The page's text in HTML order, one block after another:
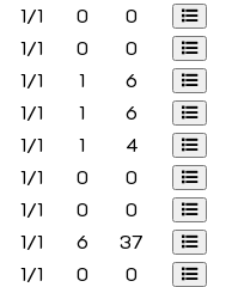
1/1 0
0
1/1 0
0
1/1 1
6
1/1 1
6
1/1 1
4
1/1 0
0
1/1 0
0
1/1 6
37
1/1 0
0